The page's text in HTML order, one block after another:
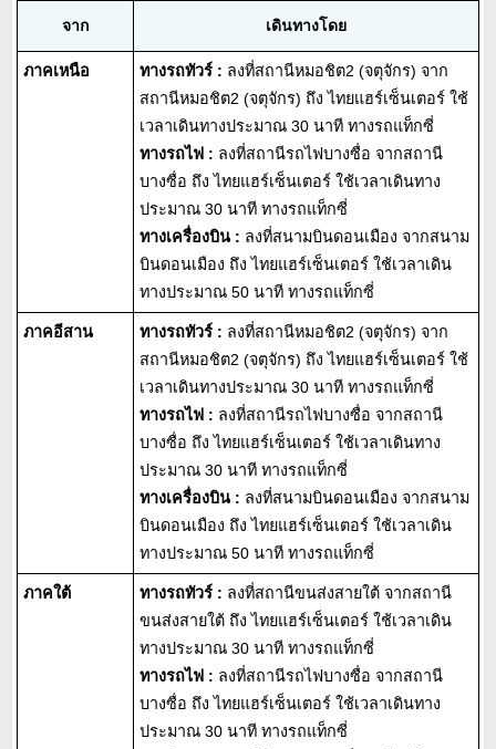
จาก เดินทางโดย
ภาคเหนือ ทางรถทัวร์ : ลงที่สถานีหมอชิต2 (จตุจักร) จาก
สถานีหมอชิต2 (จตุจักร) ถึง ไทยแฮร์เซ็นเตอร์ ใช้
เวลาเดินทางประมาณ 30 นาที ทางรถแท็กซี่
ทางรถไฟ : ลงที่สถานีรถไฟบางซื่อ จากสถานี
บางซื่อ ถึง ไทยแฮร์เซ็นเตอร์ ใช้เวลาเดินทาง
ประมาณ 30 นาที ทางรถแท็กซี่
ทางเครื่องบิน : ลงที่สนามบินดอนเมือง จากสนาม
บินดอนเมือง ถึง ไทยแฮร์เซ็นเตอร์ ใช้เวลาเดิน
ทางประมาณ 50 นาที ทางรถแท็กซี่
ภาคอีสาน ทางรถทัวร์ : ลงที่สถานีหมอชิต2 (จตุจักร) จาก
สถานีหมอชิต2 (จตุจักร) ถึง ไทยแฮร์เซ็นเตอร์ ใช้
เวลาเดินทางประมาณ 30 นาที ทางรถแท็กซี่
ทางรถไฟ : ลงที่สถานีรถไฟบางซื่อ จากสถานี
บางซื่อ ถึง ไทยแฮร์เซ็นเตอร์ ใช้เวลาเดินทาง
ประมาณ 30 นาที ทางรถแท็กซี่
ทางเครื่องบิน : ลงที่สนามบินดอนเมือง จากสนาม
บินดอนเมือง ถึง ไทยแฮร์เซ็นเตอร์ ใช้เวลาเดิน
ทางประมาณ 50 นาที ทางรถแท็กซี่
ภาคใต้ ทางรถทัวร์ : ลงที่สถานีขนส่งสายใต้ จากสถานี
ขนส่งสายใต้ ถึง ไทยแฮร์เซ็นเตอร์ ใช้เวลาเดิน
ทางประมาณ 30 นาที ทางรถแท็กซี่
ทางรถไฟ : ลงที่สถานีรถไฟบางซื่อ จากสถานี
บางซื่อ ถึง ไทยแฮร์เซ็นเตอร์ ใช้เวลาเดินทาง
ประมาณ 30 นาที ทางรถแท็กซี่